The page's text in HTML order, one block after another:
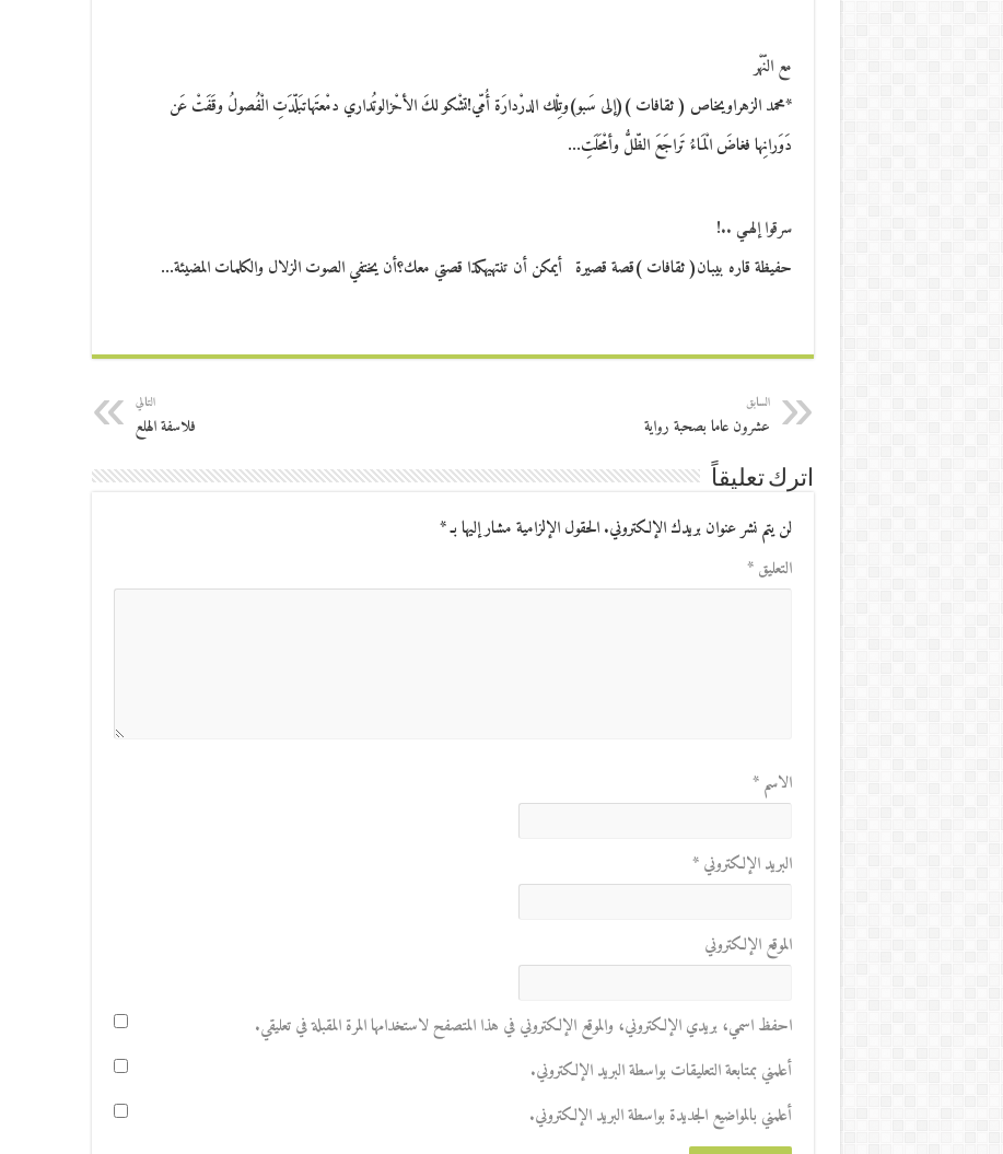
مع النّهْر
*محمد الزهراويخاص ( ثقافات )(إلى سَبو)وتِلْك الدرْدارَة أُمّي!تشْكو لكَ الأحْزالوتُداري دمْعتَهاتبَلّدَتِ الْفُصولُ وقَفَتْ عَن
دَوَرانِها فغاضَ الْمَاءُ تَراجَعَ الظّلُّ وأمْحَلَتِ…
سرقوا إلهـي ..!
حفيظة قاره بيبان( ثقافات )قصة قصيرة أيمكن أن تنتهيهكذا قصتي معك؟أن يختفي الصوت الزلال والكلمات المضيئة…
السابق
عشرون عاما بصحبة رواية
التالي
فلاسفة الهلع
اترك تعليقاً
لن يتم نشر عنوان بريدك الإلكتروني. الحقول الإلزامية مشار إليها بـ*
التعليق*
الاسم*
البريد الإلكتروني*
الموقع الإلكتروني
احفظ اسمي، بريدي الإلكتروني، والموقع الإلكتروني في هذا المتصفح لاستخدامها المرة المقبلة في تعليقي.
أعلمني بمتابعة التعليقات بواسطة البريد الإلكتروني.
أعلمني بالمواضيع الجديدة بواسطة البريد الإلكتروني.